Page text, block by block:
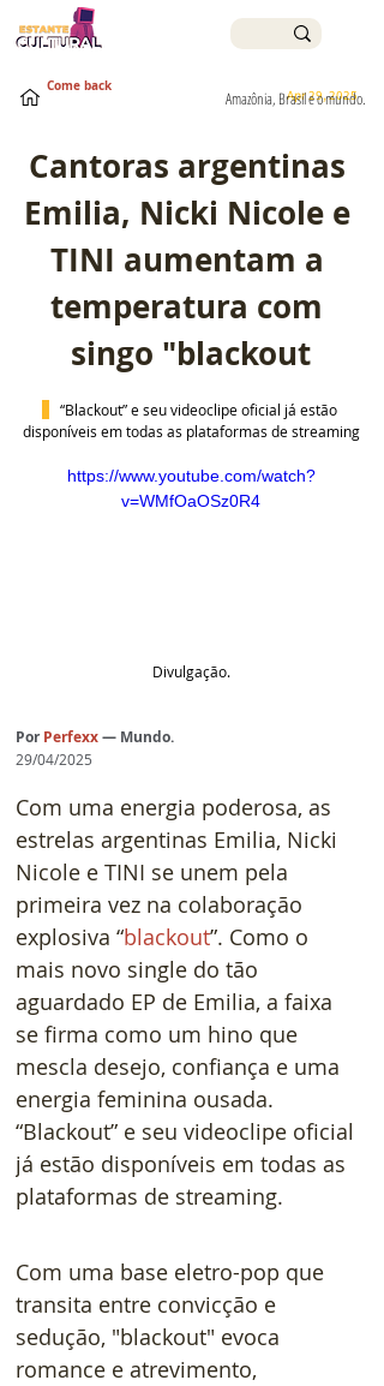
Apr 29, 2025
Amazônia, Brasil e o mundo.
Come back
Cantoras argentinas
Emilia, Nicki Nicole e
TINI aumentam a
temperatura com
singo "blackout
“Blackout” e seu videoclipe oficial já estão
disponíveis em todas as plataformas de streaming
https://www.youtube.com/watch?
v=WMfOaOSz0R4
Divulgação.
Por Perfexx— Mundo.
29/04/2025
Com uma energia poderosa, as
estrelas argentinas Emilia, Nicki
Nicole e TINI se unem pela
primeira vez na colaboração
explosiva “blackout”. Como o
mais novo single do tão
aguardado EP de Emilia, a faixa
se firma como um hino que
mescla desejo, confiança e uma
energia feminina ousada.
“Blackout” e seu videoclipe oficial
já estão disponíveis em todas as
plataformas de streaming.
Com uma base eletro-pop que
transita entre convicção e
sedução, "blackout" evoca
romance e atrevimento,